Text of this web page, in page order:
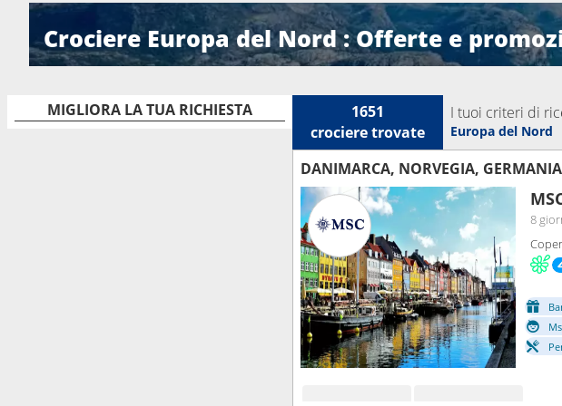
Crociere Europa del Nord : Offerte e
MIGLIORA LA TUA RICHIESTA
1651
crocieretrovate
I tuoi criteri di
Europa del Nord
DANIMARCA, NORVEGIA, GERMANIA
8